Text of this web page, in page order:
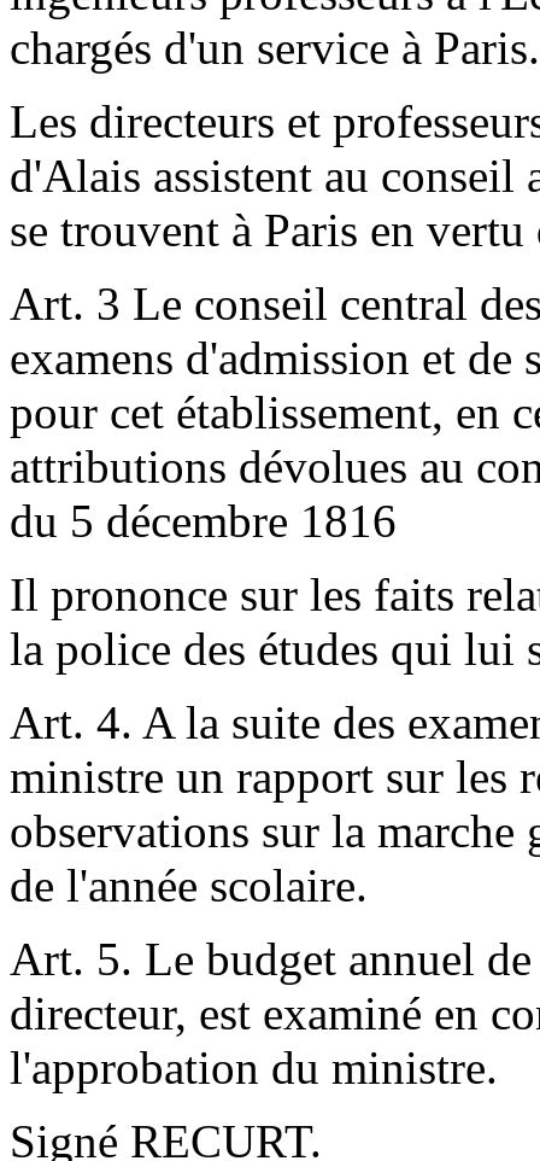
chargés d'un service à Paris.
Les directeurs et
d'Alais assistent au
se trouvent à Paris en
Art. 3 Le conseil central
examens d'admission et
pour cet établissement, en
attributions dévolues au
du 5 décembre 1816
Il prononce sur les faits
la police des études qui lui
Art. 4. A la suite des
ministre un rapport sur les
observations sur la marche
de l'année scolaire.
Art. 5. Le budget annuel
directeur, est examiné en
l'approbation du ministre.
Signé RECURT.